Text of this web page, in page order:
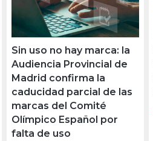
Sin uso no hay marca: la
Audiencia Provincial de
Madrid confirma la
caducidad parcial de las
marcas del Comité
Olímpico Español por
falta de uso